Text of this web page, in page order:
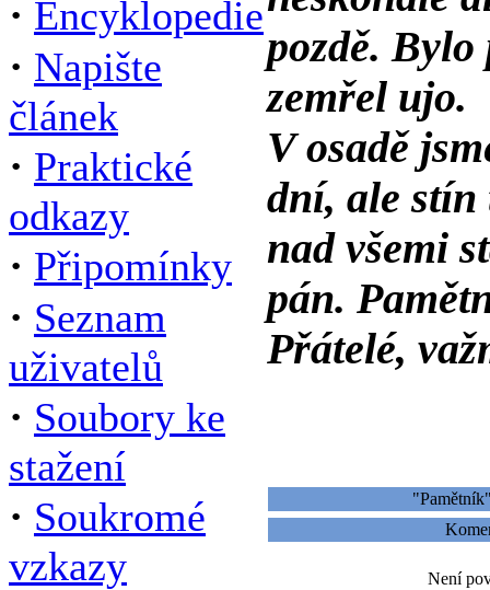
· Encyklopedie
· Napište
článek
· Praktické
odkazy
· Připomínky
· Seznam
uživatelů
· Soubory ke
stažení
· Soukromé
vzkazy
pozdě. Bylo
zemřel ujo.
V osadě
dní, ale stín
nad všemi
pán.
Přátelé,
Není